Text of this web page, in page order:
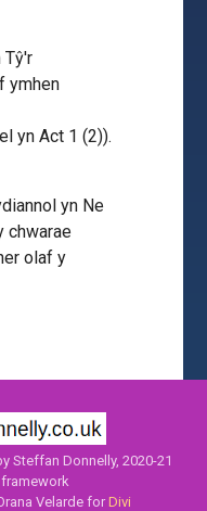
Tŷ'r
ymhen
yn Act 1 (2)).
yn Ne
chwarae
olaf y
Steffan Donnelly, 2020-21
Velarde forDivi